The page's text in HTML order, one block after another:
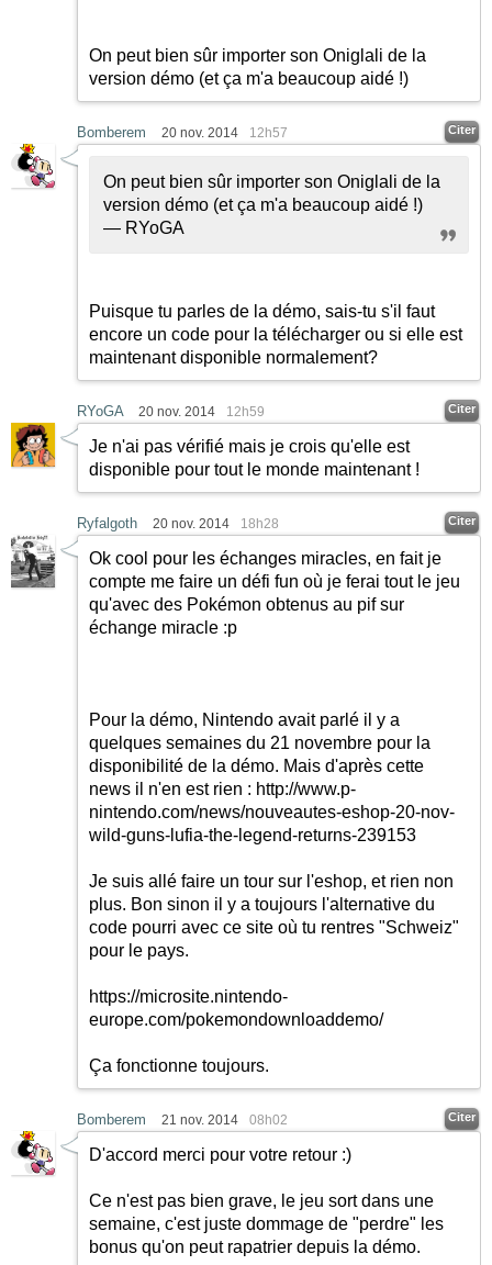
On peut bien sûr importer son Oniglali de la
version démo (et ça m'a beaucoup aidé !)
Bomberem 20 nov. 2014 12h57 Citer
On peut bien sûr importer son Oniglali de la
version démo (et ça m'a beaucoup aidé !)
— RYoGA
Puisque tu parles de la démo, sais-tu s'il faut
encore un code pour la télécharger ou si elle est
maintenant disponible normalement?
RYoGA 20 nov. 2014 12h59 Citer
Je n'ai pas vérifié mais je crois qu'elle est
disponible pour tout le monde maintenant !
Ryfalgoth 20 nov. 2014 18h28 Citer
Ok cool pour les échanges miracles, en fait je
compte me faire un défi fun où je ferai tout le jeu
qu'avec des Pokémon obtenus au pif sur
échange miracle :p
Pour la démo, Nintendo avait parlé il y a
quelques semaines du 21 novembre pour la
disponibilité de la démo. Mais d'après cette
news il n'en est rien : http://www.p-
nintendo.com/news/nouveautes-eshop-20-nov-
wild-guns-lufia-the-legend-returns-239153
Je suis allé faire un tour sur l'eshop, et rien non
plus. Bon sinon il y a toujours l'alternative du
code pourri avec ce site où tu rentres "Schweiz"
pour le pays.
https://microsite.nintendo-
europe.com/pokemondownloaddemo/
Ça fonctionne toujours.
Bomberem 21 nov. 2014 08h02 Citer
D'accord merci pour votre retour :)
Ce n'est pas bien grave, le jeu sort dans une
semaine, c'est juste dommage de "perdre" les
bonus qu'on peut rapatrier depuis la démo.